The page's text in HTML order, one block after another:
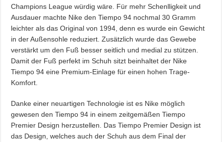
Champions League würdig wäre. Für mehr Schenlligkeit und
Ausdauer machte Nike den Tiempo 94 nochmal 30 Gramm
leichter als das Original von 1994, denn es wurde ein Gewicht
in der Außensohle reduziert. Zusätzlich wurde das Gewebe
verstärkt um den Fuß besser seitlich und medial zu stützen.
Damit der Fuß perfekt im Schuh sitzt beinhaltet der Nike
Tiempo 94 eine Premium-Einlage für einen hohen Trage-
Komfort.
Danke einer neuartigen Technologie ist es Nike möglich
gewesen den Tiempo 94 in einem zeitgemäßen Tiempo
Premier Design herzustellen. Das Tiempo Premier Design ist
das Design, welches auch der Schuh aus dem Final der